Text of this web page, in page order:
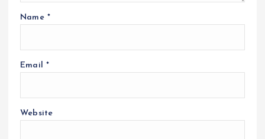
Name *
Email *
Website